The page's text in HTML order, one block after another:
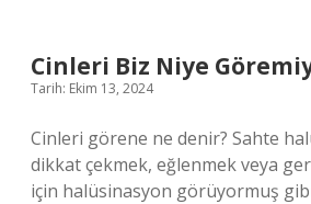
Cinleri Biz Niye
Tarih: Ekim 13, 2024
Cinleri görene ne denir? Sahte
dikkat çekmek, eğlenmek veya
için halüsinasyon görüyormuş